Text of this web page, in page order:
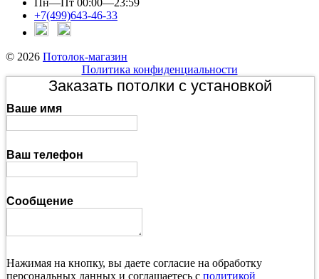
+7(499)643-46-33
© 2026 Потолок-магазин
Политика конфиденциальности
Заказать потолки с установкой
Ваше имя
Ваш телефон
Сообщение
Нажимая на кнопку, вы даете согласие на обработку
персональных данных и соглашаетесь с политикой